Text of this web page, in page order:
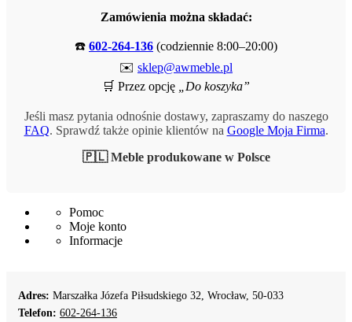
Zamówienia można składać:
☎️ 602-264-136 (codziennie 8:00–20:00)
✉️ sklep@awmeble.pl
🛒 Przez opcję
„Do koszyka”
Jeśli masz pytania odnośnie dostawy, zapraszamy do naszego
FAQ. Sprawdź także opinie klientów na Google Moja Firma.
🇵🇱 Meble produkowane w Polsce
Pomoc
Moje konto
Informacje
Adres: Marszałka Józefa Piłsudskiego 32, Wrocław, 50-033
Telefon: 602-264-136